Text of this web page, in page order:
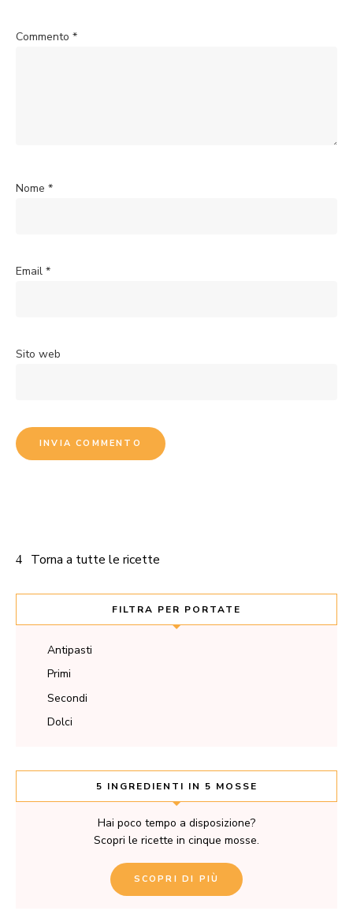
Commento *
Nome *
Email *
Sito web
Torna a tutte le ricette
FILTRA PER PORTATE
Antipasti
Primi
Secondi
Dolci
5 INGREDIENTI IN 5 MOSSE
Hai poco tempo a disposizione?
Scopri le ricette in cinque mosse.
SCOPRI DI PIÙ